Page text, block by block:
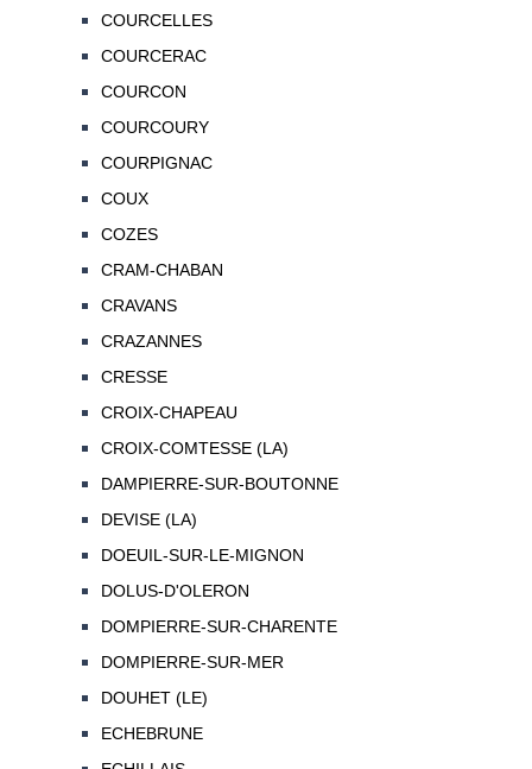
COURCELLES
COURCERAC
COURCON
COURCOURY
COURPIGNAC
COUX
COZES
CRAM-CHABAN
CRAVANS
CRAZANNES
CRESSE
CROIX-CHAPEAU
CROIX-COMTESSE (LA)
DAMPIERRE-SUR-BOUTONNE
DEVISE (LA)
DOEUIL-SUR-LE-MIGNON
DOLUS-D'OLERON
DOMPIERRE-SUR-CHARENTE
DOMPIERRE-SUR-MER
DOUHET (LE)
ECHEBRUNE